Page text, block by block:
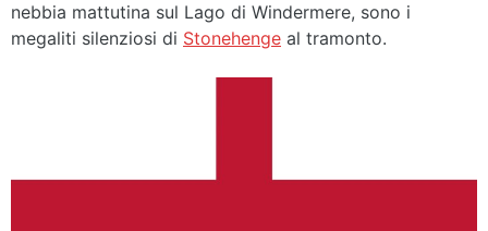
nebbia mattutina sul Lago di Windermere, sono i
megaliti silenziosi di Stonehenge al tramonto.